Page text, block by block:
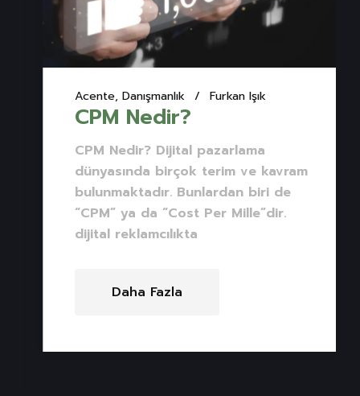
Acente, Danışmanlık Furkan Işık
CPM Nedir?
CPM Nedir? Dijital pazarlama
dünyasında birçok terim ve kavram
bulunmaktadır. Bunlardan biri de
“CPM” ya da “Cost Per Mille”dir.
dijital reklamcılıkta
Daha Fazla